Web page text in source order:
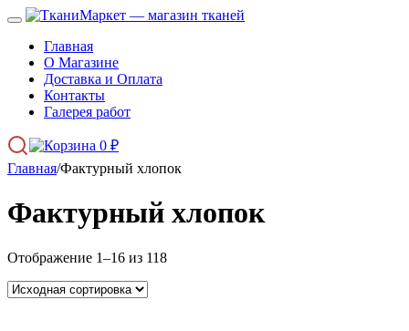
Главная
О Магазине
Доставка и Оплата
Контакты
Галерея работ
0 ₽
Главная/Фактурный хлопок
Фактурный хлопок
Отображение 1–16 из 118